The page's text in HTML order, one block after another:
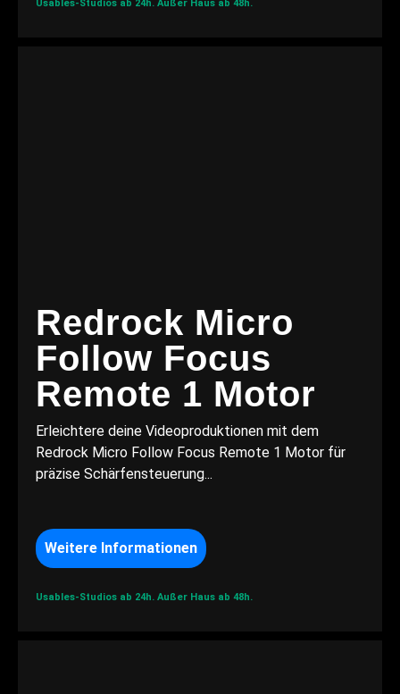
Usables-Studios ab 24h. Außer Haus ab 48h.
Redrock Micro
Follow Focus
Remote 1 Motor
Erleichtere deine Videoproduktionen mit dem
Redrock Micro Follow Focus Remote 1 Motor für
präzise Schärfensteuerung...
Weitere Informationen
Usables-Studios ab 24h. Außer Haus ab 48h.